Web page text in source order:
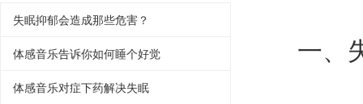
失眠抑郁会造成那些危害？
体感音乐告诉你如何睡个好觉
体感音乐对症下药解决失眠
一、失